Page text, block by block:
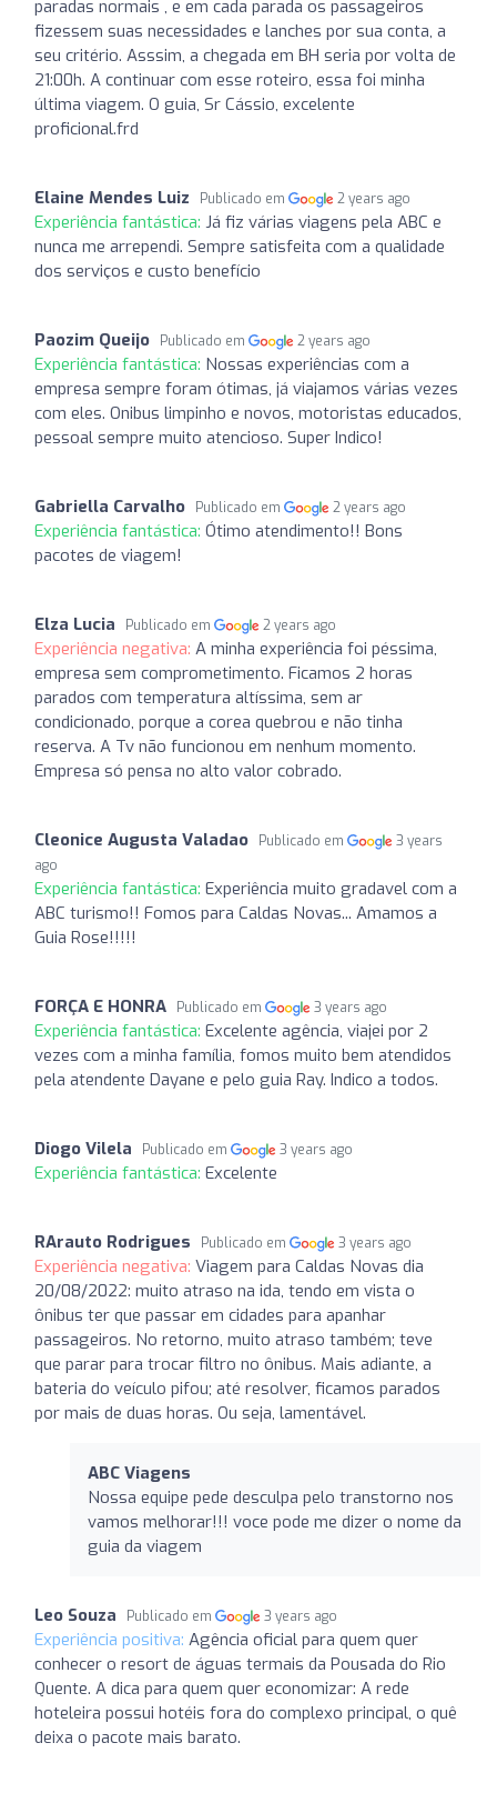
paradas normais , e em cada parada os passageiros
fizessem suas necessidades e lanches por sua conta, a
seu critério. Asssim, a chegada em BH seria por volta de
21:00h. A continuar com esse roteiro, essa foi minha
última viagem. O guia, Sr Cássio, excelente
proficional.frd
Elaine Mendes Luiz Publicado em 2 years ago
Experiência fantástica: Já fiz várias viagens pela ABC e
nunca me arrependi. Sempre satisfeita com a qualidade
dos serviços e custo benefício
Paozim Queijo Publicado em 2 years ago
Experiência fantástica: Nossas experiências com a
empresa sempre foram ótimas, já viajamos várias vezes
com eles. Onibus limpinho e novos, motoristas educados,
pessoal sempre muito atencioso. Super Indico!
Gabriella Carvalho Publicado em 2 years ago
Experiência fantástica: Ótimo atendimento!! Bons
pacotes de viagem!
Elza Lucia Publicado em 2 years ago
Experiência negativa: A minha experiência foi péssima,
empresa sem comprometimento. Ficamos 2 horas
parados com temperatura altíssima, sem ar
condicionado, porque a corea quebrou e não tinha
reserva. A Tv não funcionou em nenhum momento.
Empresa só pensa no alto valor cobrado.
Cleonice Augusta Valadao Publicado em
3 years
ago
Experiência fantástica: Experiência muito gradavel com a
ABC turismo!! Fomos para Caldas Novas... Amamos a
Guia Rose!!!!!
FORÇA E HONRA Publicado em 3 years ago
Experiência fantástica: Excelente agência, viajei por 2
vezes com a minha família, fomos muito bem atendidos
pela atendente Dayane e pelo guia Ray. Indico a todos.
Diogo Vilela Publicado em 3 years ago
Experiência fantástica: Excelente
RArauto Rodrigues Publicado em 3 years ago
Experiência negativa: Viagem para Caldas Novas dia
20/08/2022: muito atraso na ida, tendo em vista o
ônibus ter que passar em cidades para apanhar
passageiros. No retorno, muito atraso também; teve
que parar para trocar filtro no ônibus. Mais adiante, a
bateria do veículo pifou; até resolver, ficamos parados
por mais de duas horas. Ou seja, lamentável.
ABC Viagens
Nossa equipe pede desculpa pelo transtorno nos
vamos melhorar!!! voce pode me dizer o nome da
guia da viagem
Leo Souza Publicado em 3 years ago
Experiência positiva: Agência oficial para quem quer
conhecer o resort de águas termais da Pousada do Rio
Quente. A dica para quem quer economizar: A rede
hoteleira possui hotéis fora do complexo principal, o quê
deixa o pacote mais barato.